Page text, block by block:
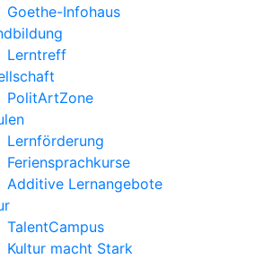
Goethe-Infohaus
Lerntreff
PolitArtZone
Lernförderung
Feriensprachkurse
Additive Lernangebote
TalentCampus
Kultur macht Stark